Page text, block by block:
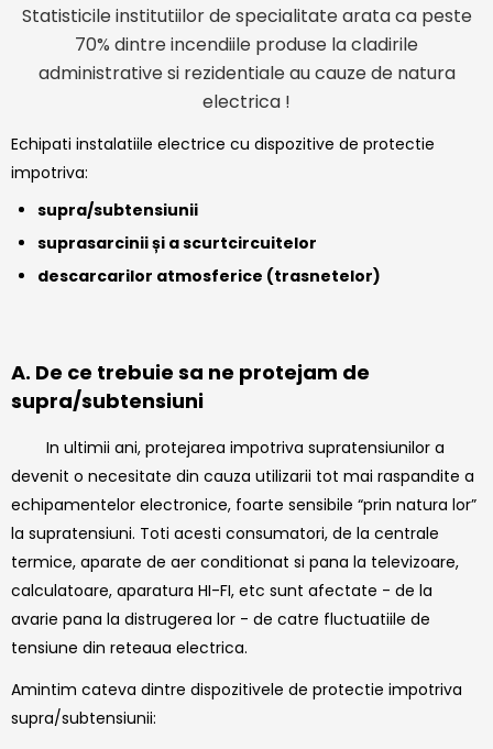
Statisticile institutiilor de specialitate arata ca peste
70% dintre incendiile produse la cladirile
administrative si rezidentiale au cauze de natura
electrica !
Echipati instalatiile electrice cu dispozitive de protectie
impotriva:
supra/subtensiunii
suprasarcinii și a scurtcircuitelor
descarcarilor atmosferice (trasnetelor)
A. De ce trebuie sa ne protejam de
supra/subtensiuni
In ultimii ani, protejarea impotriva supratensiunilor a
devenit o necesitate din cauza utilizarii tot mai raspandite a
echipamentelor electronice, foarte sensibile “prin natura lor”
la supratensiuni. Toti acesti consumatori, de la centrale
termice, aparate de aer conditionat si pana la televizoare,
calculatoare, aparatura HI-FI, etc sunt afectate - de la
avarie pana la distrugerea lor - de catre fluctuatiile de
tensiune din reteaua electrica.
Amintim cateva dintre dispozitivele de protectie impotriva
supra/subtensiunii: